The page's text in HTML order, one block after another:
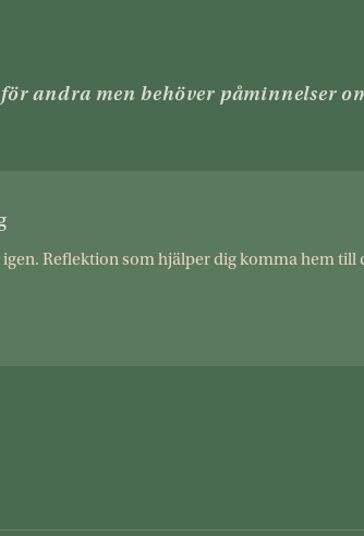
andra men behöver påminnelser
Reflektion som hjälper dig komma hem till